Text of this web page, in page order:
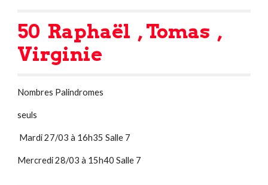
50  Raphaël  , Tomas  ,
Virginie
Nombres Palindromes
seuls
Mardi 27/03 à 16h35 Salle 7
Mercredi 28/03 à 15h40 Salle 7